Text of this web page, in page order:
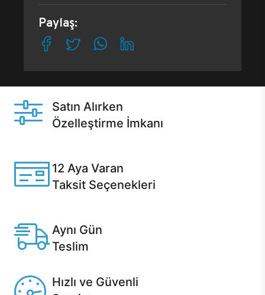
Paylaş:
Satın Alırken
Özelleştirme İmkanı
12 Aya Varan
Taksit Seçenekleri
Aynı Gün
Teslim
Hızlı ve Güvenli